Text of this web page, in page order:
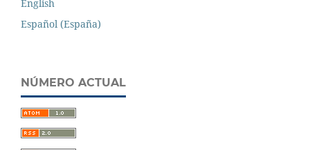
English
Español (España)
NÚMERO ACTUAL